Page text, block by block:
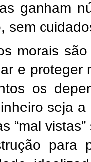
ganham
sem
morais
e proteger
os
seja
“mal
para